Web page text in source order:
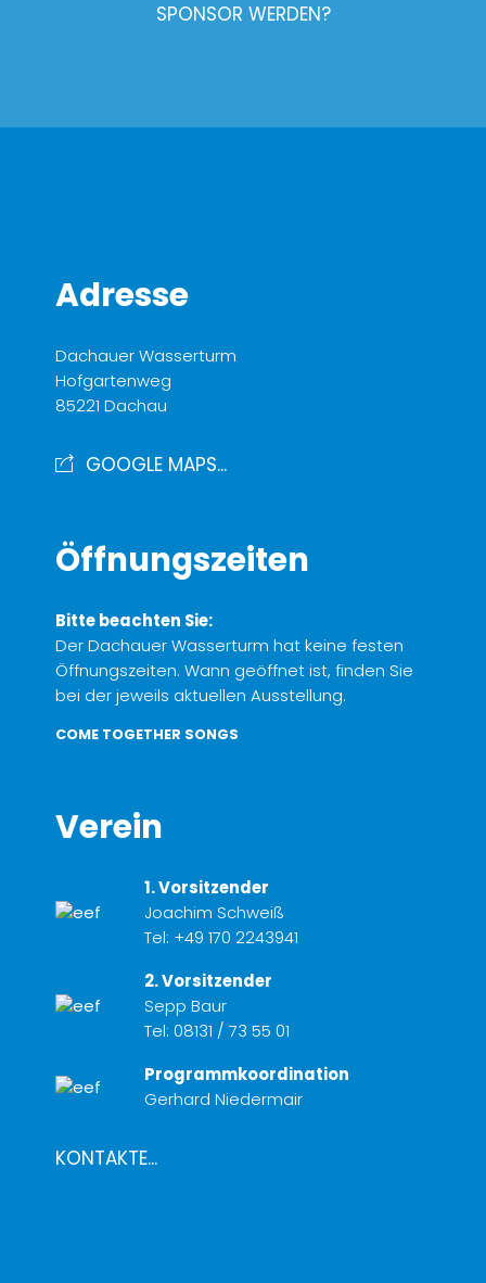
SPONSOR WERDEN?
Adresse
Dachauer Wasserturm
Hofgartenweg
85221 Dachau
GOOGLE MAPS...
Öffnungszeiten
Bitte beachten Sie:
Der Dachauer Wasserturm hat keine festen
Öffnungszeiten. Wann geöffnet ist, finden Sie
bei der jeweils aktuellen Ausstellung.
COME TOGETHER SONGS
Verein
1. Vorsitzender
Joachim Schweiß
Tel: +49 170 2243941
2. Vorsitzender
Sepp Baur
Tel: 08131 / 73 55 01
Programmkoordination
Gerhard Niedermair
KONTAKTE...